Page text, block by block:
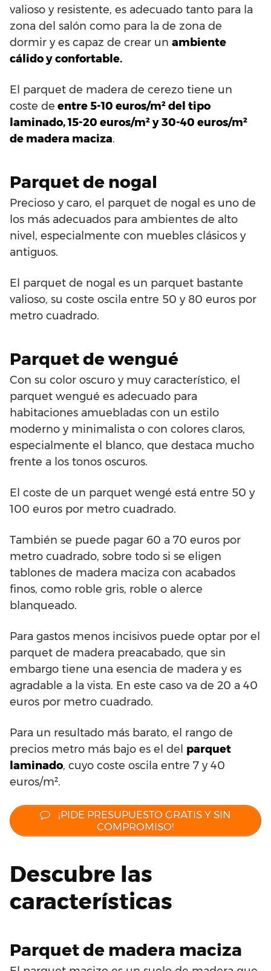
valioso y resistente, es adecuado tanto para la
zona del salón como para la de zona de
dormir y es capaz de crear un ambiente
cálido y confortable.
El parquet de madera de cerezo tiene un
coste de entre 5-10 euros/m² del tipo
laminado, 15-20 euros/m² y 30-40 euros/m²
de madera maciza.
Parquet de nogal
Precioso y caro, el parquet de nogal es uno de
los más adecuados para ambientes de alto
nivel, especialmente con muebles clásicos y
antiguos.
El parquet de nogal es un parquet bastante
valioso, su coste oscila entre 50 y 80 euros por
metro cuadrado.
Parquet de wengué
Con su color oscuro y muy característico, el
parquet wengué es adecuado para
habitaciones amuebladas con un estilo
moderno y minimalista o con colores claros,
especialmente el blanco, que destaca mucho
frente a los tonos oscuros.
El coste de un parquet wengé está entre 50 y
100 euros por metro cuadrado.
También se puede pagar 60 a 70 euros por
metro cuadrado, sobre todo si se eligen
tablones de madera maciza con acabados
finos, como roble gris, roble o alerce
blanqueado.
Para gastos menos incisivos puede optar por el
parquet de madera preacabado, que sin
embargo tiene una esencia de madera y es
agradable a la vista. En este caso va de 20 a 40
euros por metro cuadrado.
Para un resultado más barato, el rango de
precios metro más bajo es el del parquet
laminado, cuyo coste oscila entre 7 y 40
euros/m².
¡PIDE PRESUPUESTO GRATIS Y SIN
COMPROMISO!
Descubre las
características
Parquet de madera maciza